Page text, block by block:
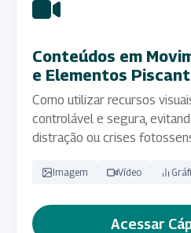
Conteúdos em
e Elementos
Como utilizar recursos
controlável e segura,
distração ou crises
Imagem Vídeo
Acessar